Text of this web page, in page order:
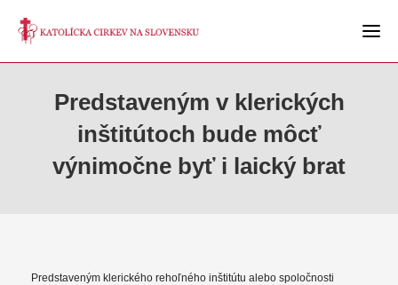
Predstaveným v klerických
inštitútoch bude môcť
výnimočne byť i laický brat
Predstaveným klerického rehoľného inštitútu alebo spoločnosti